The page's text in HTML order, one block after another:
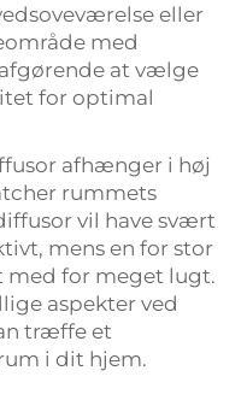
eller
med
at vælge
for optimal
afhænger i høj
rummets
vil have svært
mens en for stor
med for meget lugt.
aspekter ved
træffe et
i dit hjem.